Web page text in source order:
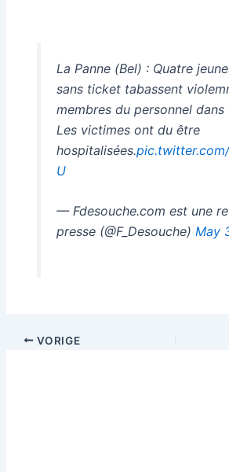
La Panne (Bel) : Quatre
sans ticket tabassent
membres du personnel dans
Les victimes ont du être
hospitalisées.
U
— Fdesouche.com est une
presse (@F_Desouche) May
VORIGE